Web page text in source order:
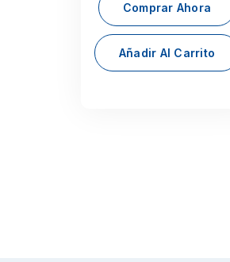
Comprar Ahora
Añadir Al Carrito